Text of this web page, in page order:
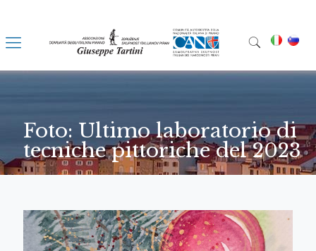
Foto: Ultimo laboratorio di
tecniche pittoriche del 2023